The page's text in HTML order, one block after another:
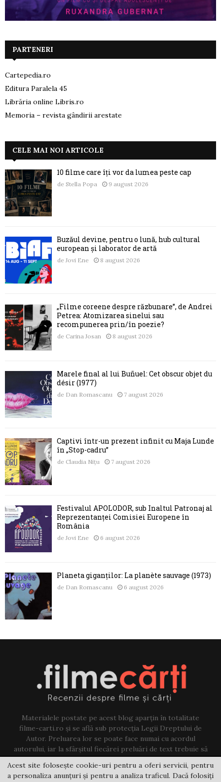
PARTENERI
Cartepedia.ro
Editura Paralela 45
Librăria online Libris.ro
Memoria – revista gândirii arestate
CELE MAI NOI ARTICOLE
10 filme care îți vor da lumea peste cap
de Stella Popa 9 august 2026
Buzăul devine, pentru o lună, hub cultural
european și laborator de artă
de Jovi Ene 8 august 2026
„Filme coreene despre răzbunare”, de Andrei
Petrea: Atomizarea sinelui sau
recompunerea prin/în poezie?
de Carina Josan 8 august 2026
Marele final al lui Buñuel: Cet obscur objet du
désir (1977)
de Dan Romascanu 7 august 2026
Captivi într-un prezent infinit cu Maja Lunde
în „Stop-cadru”
de Claudia Nițu 7 august 2026
Festivalul APOLODOR, sub Înaltul Patronaj al
Reprezentanței Comisiei Europene în
România
de Jovi Ene 6 august 2026
Planeta giganților: La planète sauvage (1973)
de Dan Romascanu 6 august 2026
Materialele postate pe acest blog aparțin în totalitate
filme-carti.ro și se află sub protecția Legii Dreptului de
Autor. Preluarea lor se poate face numai cu acordul
autorului, iar la sfârșitul fiecărei preluări de text trebuie să
existe un link către acest blog.
Contact us:jovi@filme-carti.ro
Acest site folosește cookie-uri pentru a oferi servicii, pentru
a personaliza anunțuri și pentru a analiza traficul. Dacă folosiți